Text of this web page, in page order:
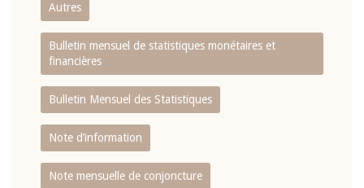
Autres
Bulletin mensuel de statistiques monétaires et
financières
Bulletin Mensuel des Statistiques
Note d’information
Note mensuelle de conjoncture